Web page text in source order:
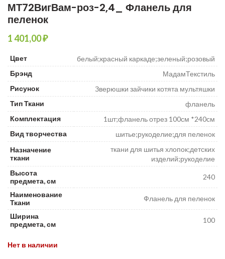
МТ72ВигВам-роз-2,4_ Фланель для
пеленок
₽
Цвет
белый;красный каркаде;зеленый;розовый
Брэнд
МадамТекстиль
Рисунок
Зверюшки зайчики котята мультяшки
Тип Ткани
фланель
Комплектация
1шт;фланель отрез 100см *240см
Вид творчества
шитье;рукоделие;для пеленок
Назначение
ткани
ткани для шитья хлопок;детских
изделий;рукоделие
Высота
предмета, см
240
Наименование
Ткани
Фланель для пеленок
Ширина
предмета, см
100
Нет в наличии